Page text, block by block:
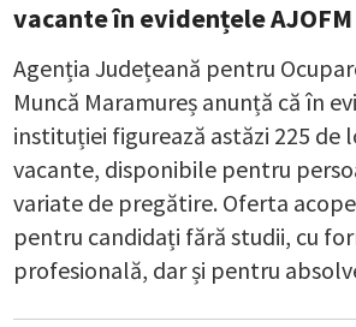
vacante în evidențele AJOFM
Agenția Județeană pentru
Muncă Maramureș anunță că în
instituției figurează astăzi 225 de
vacante, disponibile pentru
variate de pregătire. Oferta
pentru candidați fără studii, cu
profesională, dar și pentru